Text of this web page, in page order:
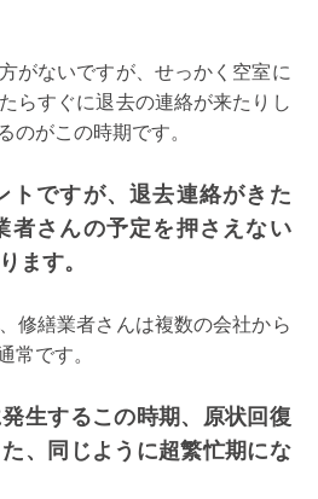
がないですが、せっかく空室に
らすぐに退去の連絡が来たりし
のがこの時期です。
トですが、退去連絡がきた
者さんの予定を押さえない
ます。
修繕業者さんは複数の会社から
常です。
生するこの時期、原状回復
、同じように超繁忙期にな